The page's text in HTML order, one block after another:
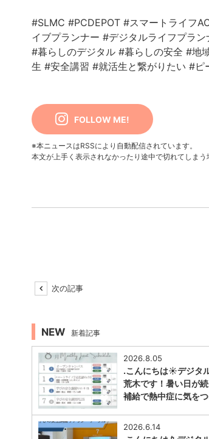
#SLMC #PCDEPOT #スマートライフ
イブプランナー #デジタルライフプラン
#暮らしのデジタル #暮らしの安全 #地
生 #安全講習 #就活生と繋がりたい #ピ
FOLLOW ME!
※本ニュースはRSSにより自動配信されています。
本文が上手く表示されなかったり途中で切れてしまう
次の記事
NEW 新着記事
1
2026.8.05
.こんにちは☀️デジタ
荒木です！暑い日が
補給で熱中症に気を
2026.6.14